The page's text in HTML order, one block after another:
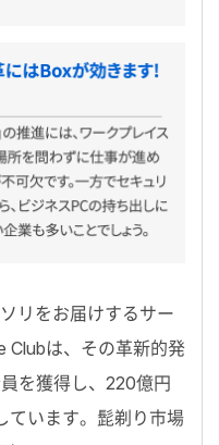
リをお届けするサー
Clubは、その革新的発
を獲得し、220億円
ています。髭剃り市場